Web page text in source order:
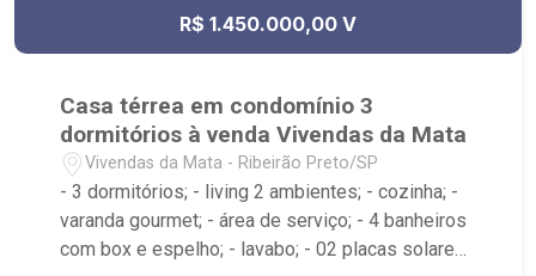
R$ 1.450.000,00 V
Casa térrea em condomínio 3
dormitórios à venda Vivendas da Mata
Vivendas da Mata - Ribeirão Preto/SP
- 3 dormitórios; - living 2 ambientes; - cozinha; -
varanda gourmet; - área de serviço; - 4 banheiros
com box e espelho; - lavabo; - 02 placas solares;